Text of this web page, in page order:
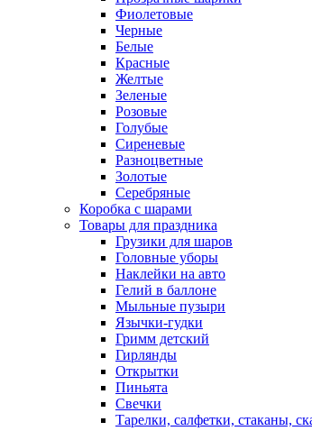
Фиолетовые
Черные
Белые
Красные
Желтые
Зеленые
Розовые
Голубые
Сиреневые
Разноцветные
Золотые
Серебряные
Коробка с шарами
Товары для праздника
Грузики для шаров
Головные уборы
Наклейки на авто
Гелий в баллоне
Мыльные пузыри
Язычки-гудки
Гримм детский
Гирлянды
Открытки
Пиньята
Свечки
Тарелки, салфетки, стаканы,